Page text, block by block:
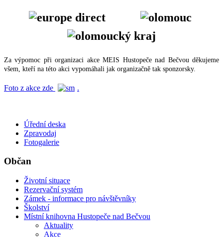
Za výpomoc při organizaci akce MEIS Hustopeče nad Bečvou děkujeme
všem, kteří na této akci vypomáhali jak organizačně tak sponzorsky.
Foto z akce zde .
Úřední deska
Zpravodaj
Fotogalerie
Občan
Životní situace
Rezervační systém
Zámek - informace pro návštěvníky
Školství
Místní knihovna Hustopeče nad Bečvou
Aktuality
Akce